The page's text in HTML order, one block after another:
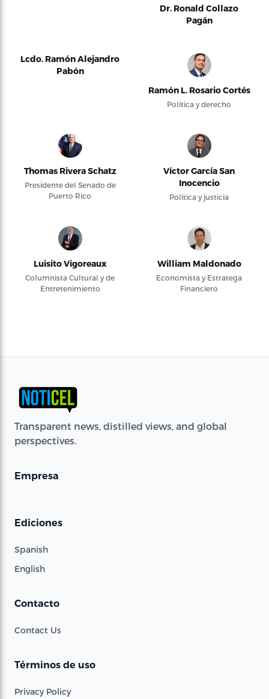
Dr. Ronald Collazo
Pagán
Lcdo. Ramón Alejandro
Pabón
Ramón L. Rosario Cortés
Política y derecho
Thomas Rivera Schatz
Presidente del Senado de
Puerto Rico
Víctor García San
Inocencio
Política y justicia
Luisito Vigoreaux
Columnista Cultural y de
Entretenimiento
William Maldonado
Economista y Estratega
Financiero
Transparent news, distilled views, and global
perspectives.
Empresa
Ediciones
Spanish
English
Contacto
Contact Us
Términos de uso
Privacy Policy